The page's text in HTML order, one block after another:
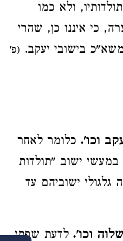
ולא כמו
כי איננו כן, שהרי
בישובי יעקב. (פ'
וכו'. כלומר לאחר
ישוב "תולדות
ישוביהם עד
וכו'. לדעת שפתי